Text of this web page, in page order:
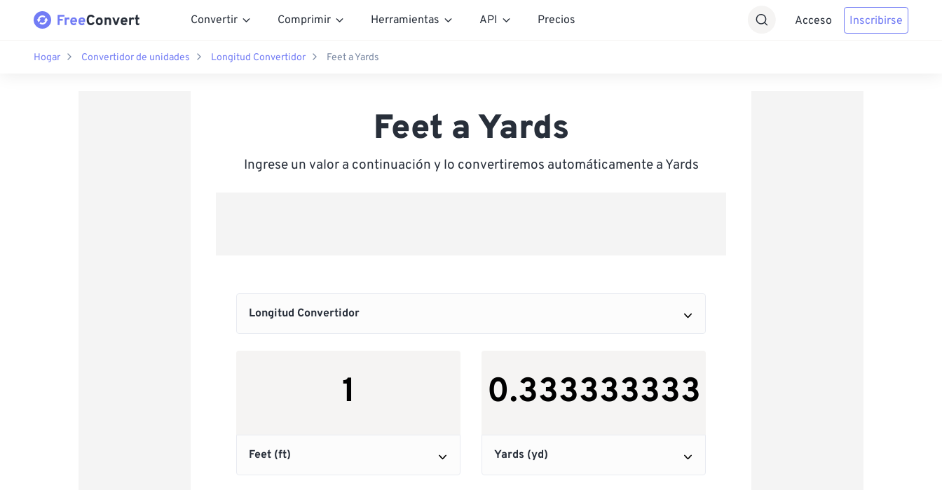
Convertir Comprimir Herramientas API Precios Acceso Inscribirse
Hogar Convertidor de unidades Longitud Convertidor Feet a Yards
Feet a Yards
Ingrese un valor a continuación y lo convertiremos automáticamente a Yards